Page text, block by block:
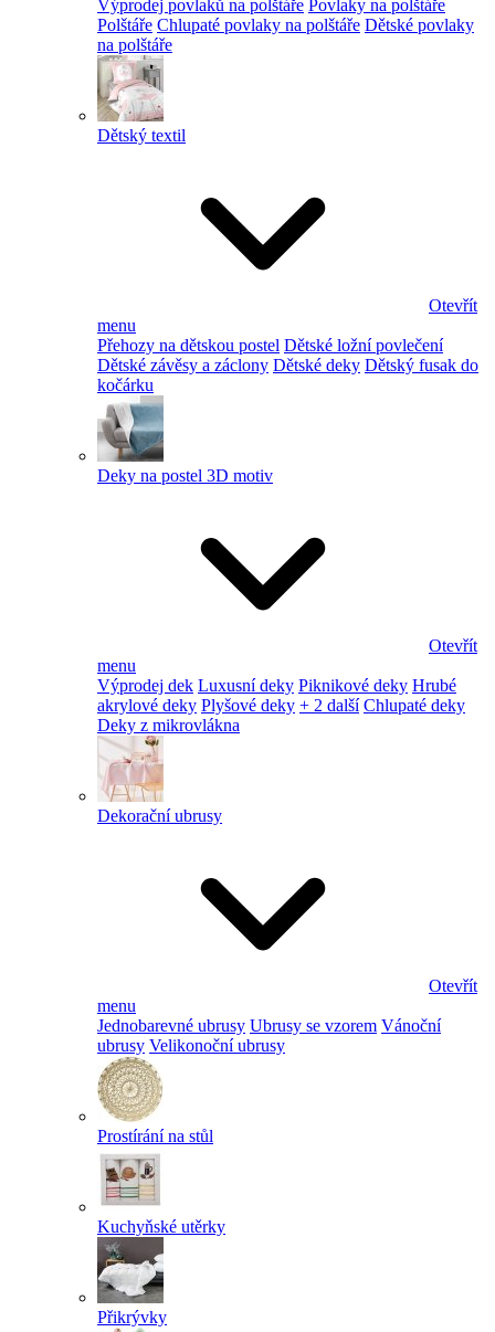
Výprodej povlaků na polštáře Povlaky na polštáře
Polštáře Chlupaté povlaky na polštáře Dětské povlaky
na polštáře
Dětský textil
Otevřít
menu
Přehozy na dětskou postel Dětské ložní povlečení
Dětské závěsy a záclony Dětské deky Dětský fusak do
kočárku
Deky na postel 3D motiv
Otevřít
menu
Výprodej dek Luxusní deky Piknikové deky Hrubé
akrylové deky Plyšové deky + 2 další Chlupaté deky
Deky z mikrovlákna
Dekorační ubrusy
Otevřít
menu
Jednobarevné ubrusy Ubrusy se vzorem Vánoční
ubrusy Velikonoční ubrusy
Prostírání na stůl
Kuchyňské utěrky
Přikrývky